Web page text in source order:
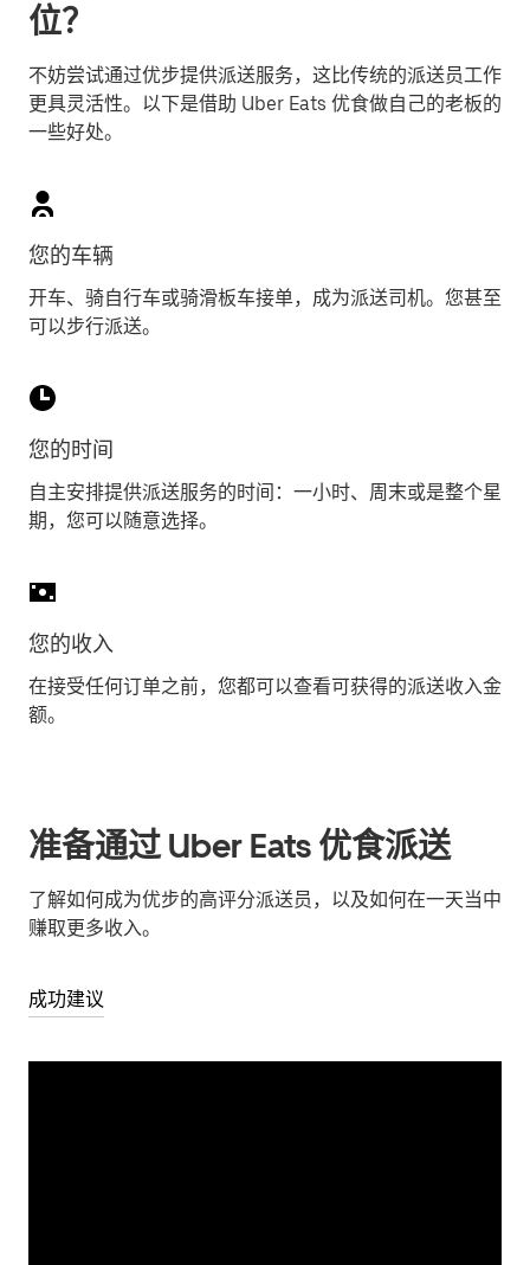
位？
不妨尝试通过优步提供派送服务，这比传统的派送员工作
更具灵活性。以下是借助 Uber Eats 优食做自己的老板的
一些好处。
您的车辆
开车、骑自行车或骑滑板车接单，成为派送司机。您甚至
可以步行派送。
您的时间
自主安排提供派送服务的时间：一小时、周末或是整个星
期，您可以随意选择。
您的收入
在接受任何订单之前，您都可以查看可获得的派送收入金
额。
准备通过 Uber Eats 优食派送
了解如何成为优步的高评分派送员，以及如何在一天当中
赚取更多收入。
成功建议